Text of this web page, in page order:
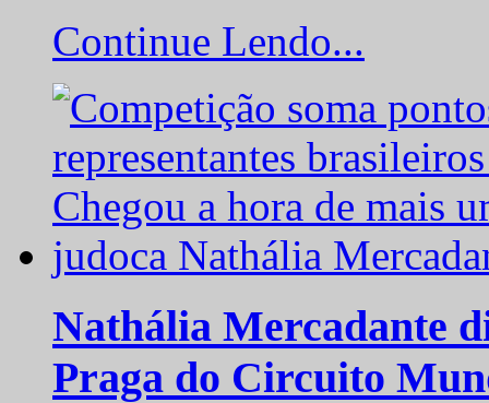
Continue Lendo...
Nathália Mercadante
Praga do Circuito